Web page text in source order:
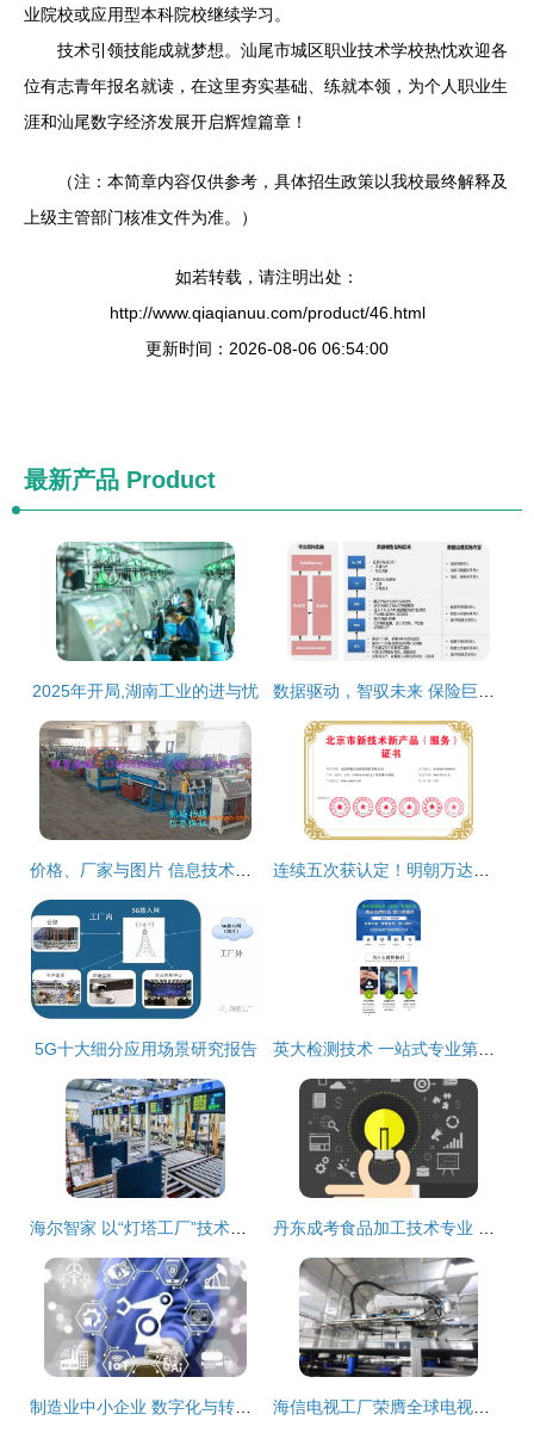
业院校或应用型本科院校继续学习。
技术引领技能成就梦想。汕尾市城区职业技术学校热忱欢迎各
位有志青年报名就读，在这里夯实基础、练就本领，为个人职业生
涯和汕尾数字经济发展开启辉煌篇章！
（注：本简章内容仅供参考，具体招生政策以我校最终解释及
上级主管部门核准文件为准。）
如若转载，请注明出处：
http://www.qiaqianuu.com/product/46.html
更新时间：2026-08-06 06:54:00
最新产品 Product
2025年开局,湖南工业的进与忧
5G十大细分应用场景研究报告